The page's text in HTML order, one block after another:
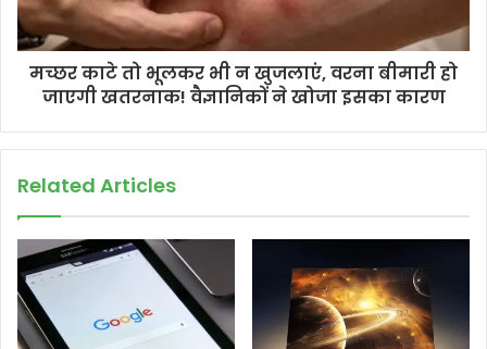
मच्छर काटे तो भूलकर भी न खुजलाएं, वरना बीमारी हो
जाएगी खतरनाक! वैज्ञानिकों ने खोजा इसका कारण
Related Articles